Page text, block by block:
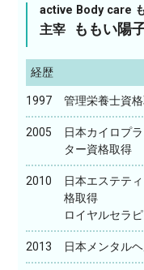
active Body care
主宰 ももい陽
経歴
1997 管理栄養士資
2005
日本カイロプ
ター資格取得
2010
日本エステテ
格取得
ロイヤルセラ
2013 日本メンタル